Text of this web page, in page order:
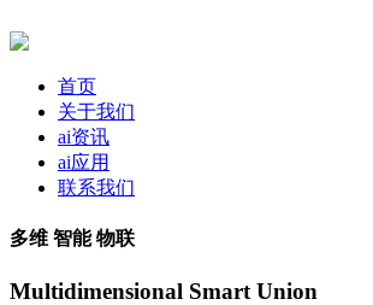
首页
关于我们
ai资讯
ai应用
联系我们
多维 智能 物联
Multidimensional Smart Union